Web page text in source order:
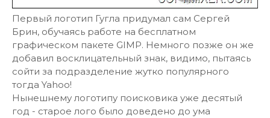
Первый логотип Гугла придумал сам Сергей
Брин, обучаясь работе на бесплатном
графическом пакете GIMP. Немного позже он же
добавил восклицательный знак, видимо, пытаясь
сойти за подразделение жутко популярного
тогда Yahoo!
Нынешнему логотипу поисковика уже десятый
год - старое лого было доведено до ума